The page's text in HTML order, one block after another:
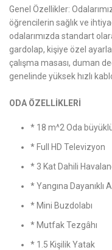
Genel Özellikler:
öğrencilerin sağlık ve
odalarımızda standart
gardolap, kişiye özel
çalışma masası, duman
genelinde yüksek hızlı
ODA ÖZELLİKLERİ
* 18 m^2 Oda
* Full HD Televizyon
* 3 Kat Dahili
* Yangına
* Mini Buzdolabı
* Mutfak Tezgâhı
* 1.5 Kişilik Yatak